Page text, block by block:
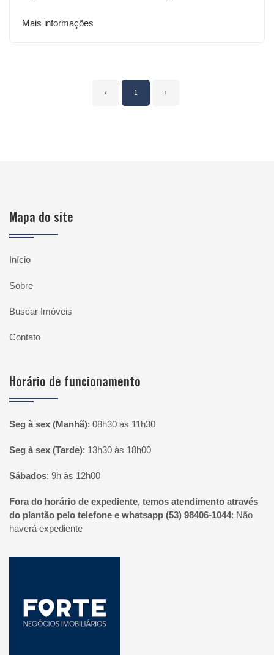
Mais informações
‹ 1 ›
Mapa do site
Início
Sobre
Buscar Imóveis
Contato
Horário de funcionamento
Seg à sex (Manhã): 08h30 às 11h30
Seg à sex (Tarde): 13h30 às 18h00
Sábados: 9h às 12h00
Fora do horário de expediente, temos atendimento através
do plantão pelo telefone e whatsapp (53) 98406-1044: Não
haverá expediente